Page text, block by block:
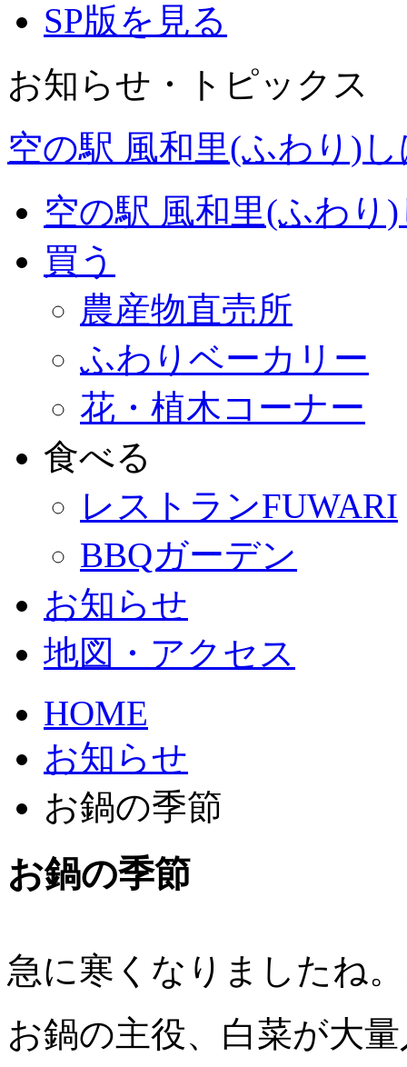
SP版を見る
お知らせ・トピックス
空の駅 風和里(ふわり)
空の駅 風和里(ふわり
買う
農産物直売所
ふわりベーカリー
花・植木コーナー
食べる
レストランFUWARI
BBQガーデン
お知らせ
地図・アクセス
HOME
お知らせ
お鍋の季節
お鍋の季節
急に寒くなりましたね
お鍋の主役、白菜が大